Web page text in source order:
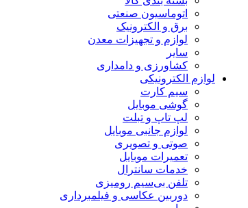
اتوماسیون صنعتی
برق و الکترونیک
لوازم و تجهیزات معدن
سایر
کشاورزی و دامداری
لوازم الکترونیکی
سیم کارت
گوشی موبایل
لپ تاپ و تبلت
لوازم جانبی موبایل
صوتی و تصویری
تعمیرات موبایل
خدمات سانترال
تلفن بی‌سیم رومیزی
دوربین عکاسی و فیلمبرداری